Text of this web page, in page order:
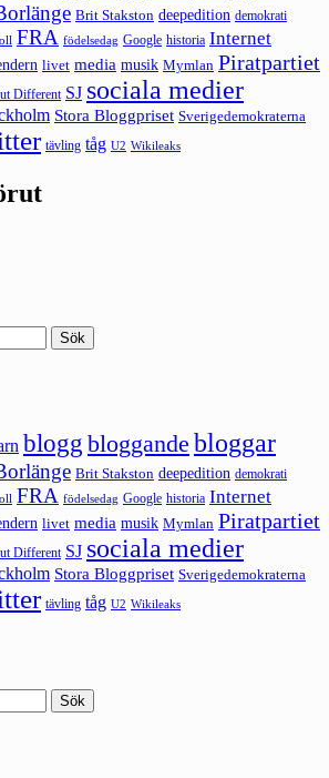
Brit Stakston deepedition demokrati
FRA födelsedag Google historia Internet
livet media musik Mymlan Piratpartiet
Different SJ sociala medier
Stora Bloggpriset Sverigedemokraterna
tävling tåg U2 Wikileaks
blogg bloggande bloggar
Brit Stakston deepedition demokrati
FRA födelsedag Google historia Internet
livet media musik Mymlan Piratpartiet
Different SJ sociala medier
Stora Bloggpriset Sverigedemokraterna
tävling tåg U2 Wikileaks